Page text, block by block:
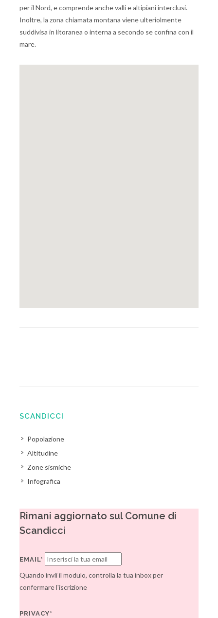
per il Nord, e comprende anche valli e altipiani interclusi.
Inoltre, la zona chiamata montana viene ulteriolmente
suddivisa in litoranea o interna a secondo se confina con il
mare.
SCANDICCI
Popolazione
Altitudine
Zone sismiche
Infografica
Rimani aggiornato sul Comune di
Scandicci
EMAIL*
Quando invii il modulo, controlla la tua inbox per
confermare l'iscrizione
PRIVACY*